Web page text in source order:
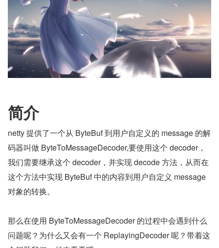
简介
netty 提供了一个从 ByteBuf 到用户自定义的 message 的解
码器叫做 ByteToMessageDecoder,要使用这个 decoder，
我们需要继承这个 decoder，并实现 decode 方法，从而在
这个方法中实现 ByteBuf 中的内容到用户自定义 message
对象的转换。
那么在使用 ByteToMessageDecoder 的过程中会遇到什么
问题呢？为什么又会有一个 ReplayingDecoder 呢？带着这